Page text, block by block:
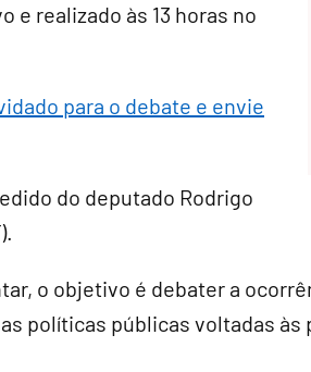
e realizado às 13 horas no
para o debate e envie
do deputado Rodrigo
o objetivo é debater a
políticas públicas voltadas